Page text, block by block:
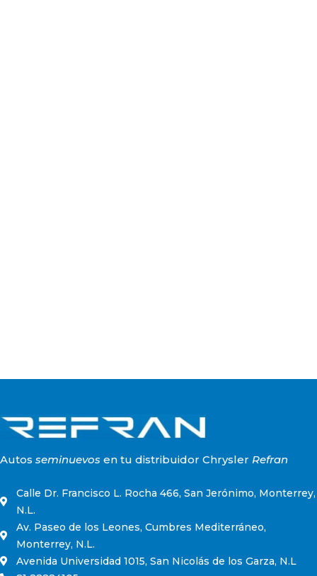
Autos seminuevos en tu distribuidor Chrysler Refran
Calle Dr. Francisco L. Rocha 466, San Jerónimo, Monterrey,
N.L.
Av. Paseo de los Leones, Cumbres Mediterráneo,
Monterrey, N.L.
Avenida Universidad 1015, San Nicolás de los Garza, N.L